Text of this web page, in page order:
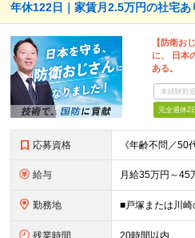
年休122日｜家賃月2.5万円の社宅あ
【防衛お
に、 日本
ある。
未経験歓迎
完全週休2
応募資格
給与
勤務地
残業時間 20時間以内